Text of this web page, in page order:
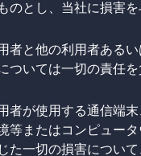
のとし、当社に損害
者と他の利用者ある
ついては一切の責任
者が使用する通信端
等またはコンピュー
た一切の損害につい